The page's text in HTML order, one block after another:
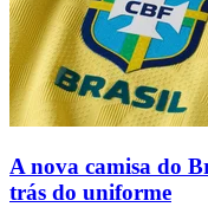
A nova camisa do
trás do uniforme